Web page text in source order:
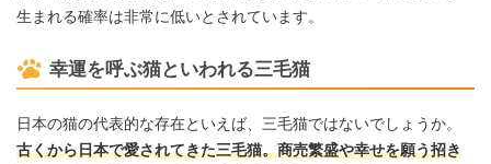
生まれる確率は非常に低いとされています。
幸運を呼ぶ猫といわれる三毛猫
日本の猫の代表的な存在といえば、三毛猫ではないでしょうか。
古くから日本で愛されてきた三毛猫。商売繁盛や幸せを願う招き